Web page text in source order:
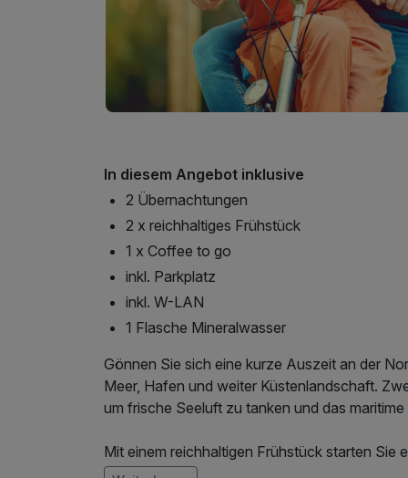
In diesem Angebot inklusive
2 Übernachtungen
2 x reichhaltiges Frühstück
1 x Coffee to go
inkl. Parkplatz
inkl. W-LAN
1 Flasche Mineralwasser
Gönnen Sie sich eine kurze Auszeit an der
Meer, Hafen und weiter Küstenlandschaft.
um frische Seeluft zu tanken und das
Mit einem reichhaltigen Frühstück starten Sie
spazieren, den Blick über das Wasser